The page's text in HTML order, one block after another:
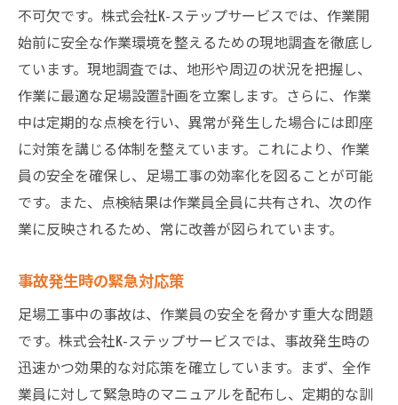
不可欠です。株式会社K-ステップサービスでは、作業開
始前に安全な作業環境を整えるための現地調査を徹底し
ています。現地調査では、地形や周辺の状況を把握し、
作業に最適な足場設置計画を立案します。さらに、作業
中は定期的な点検を行い、異常が発生した場合には即座
に対策を講じる体制を整えています。これにより、作業
員の安全を確保し、足場工事の効率化を図ることが可能
です。また、点検結果は作業員全員に共有され、次の作
業に反映されるため、常に改善が図られています。
事故発生時の緊急対応策
足場工事中の事故は、作業員の安全を脅かす重大な問題
です。株式会社K-ステップサービスでは、事故発生時の
迅速かつ効果的な対応策を確立しています。まず、全作
業員に対して緊急時のマニュアルを配布し、定期的な訓